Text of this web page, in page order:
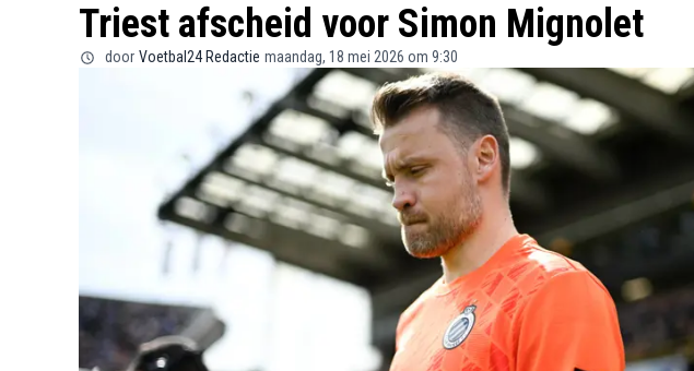
Triest afscheid voor Simon Mignolet
door Voetbal24 Redactie maandag, 18 mei 2026 om 9:30